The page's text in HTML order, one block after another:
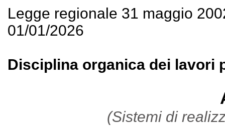
Legge regionale 31 maggio
01/01/2026
Disciplina organica dei lavori
(Sistemi di